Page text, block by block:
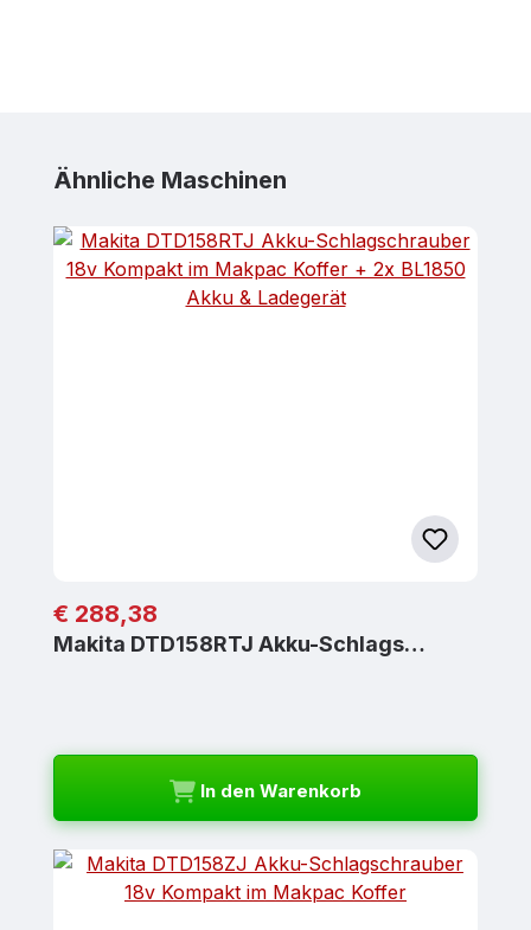
Produktgalerie überspringen
Ähnliche Maschinen
Regulärer Preis:
€ 288,38
Makita DTD158RTJ Akku-Schlags…
In den Warenkorb